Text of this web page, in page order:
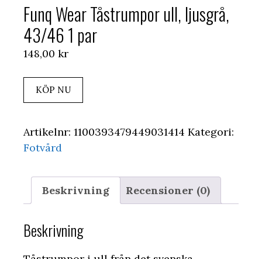
Funq Wear Tåstrumpor ull, ljusgrå,
43/46 1 par
148,00 kr
KÖP NU
Artikelnr: 1100393479449031414 Kategori:
Fotvård
Beskrivning Recensioner (0)
Beskrivning